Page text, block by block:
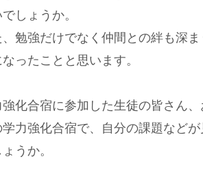
しょうか。
、勉強だけでなく仲間との絆も深
ったことと思います。
化合宿に参加した生徒の皆さん
学力強化合宿で、自分の課題など
うか。